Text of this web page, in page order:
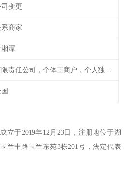
司变更
系商家
湘潭
立于2019年12月23日，注册地位于湖
兰中路玉兰东苑3栋201号，法定代表